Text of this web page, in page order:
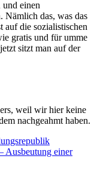
einen
Nämlich das, was das
auf die sozialistischen
gratis und für umme
sitzt man auf der
weil wir hier keine
nachgeahmt haben.
Ausbeutung einer